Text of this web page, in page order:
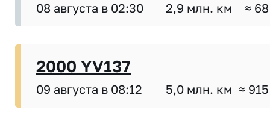
08 августа в 02:30 2,9 млн. км ≈
2000 YV137
09 августа в 08:12 5,0 млн. км ≈